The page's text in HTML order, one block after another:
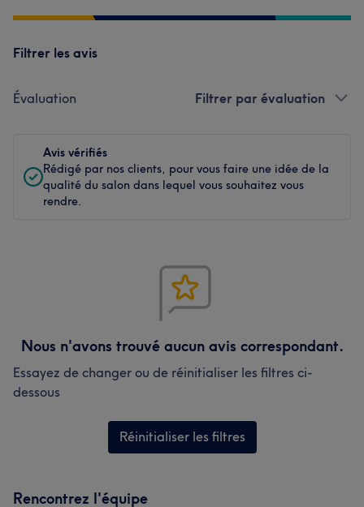
Filtrer les avis
Évaluation Filtrer par évaluation
Avis vérifiés
Rédigé par nos clients, pour vous faire une idée de la
qualité du salon dans lequel vous souhaitez vous
rendre.
Nous n'avons trouvé aucun avis correspondant.
Essayez de changer ou de réinitialiser les filtres ci-
dessous
Réinitialiser les filtres
Rencontrez l'équipe